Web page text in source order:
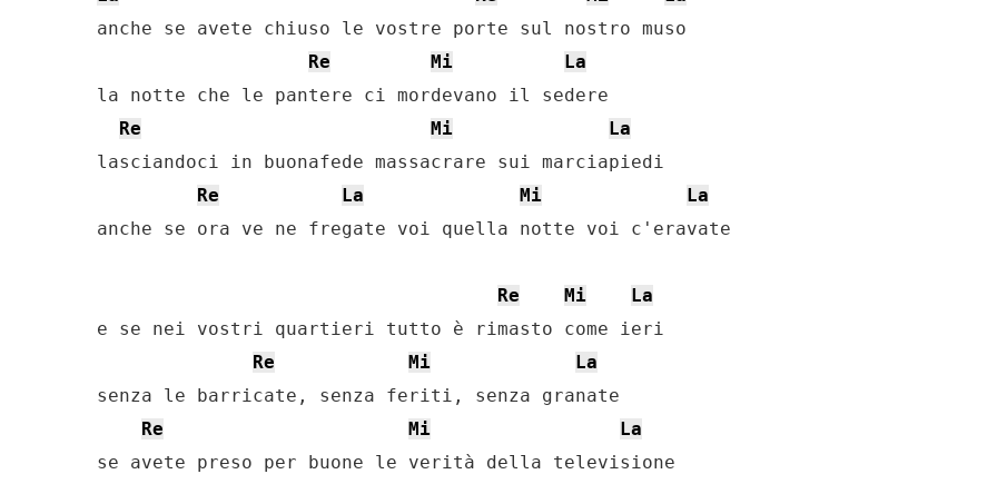
anche se avete chiuso le vostre porte sul nostro muso
Re
Mi
La
la notte che le pantere ci mordevano il sedere
Re
Mi
La
lasciandoci in buonafede massacrare sui marciapiedi
Re
La Mi
La
anche se ora ve ne fregate voi quella notte voi c'eravate
Re Mi
La
e se nei vostri quartieri tutto è rimasto come ieri
Re
Mi
La
senza le barricate, senza feriti, senza granate
Re
Mi
La
se avete preso per buone le verità della televisione